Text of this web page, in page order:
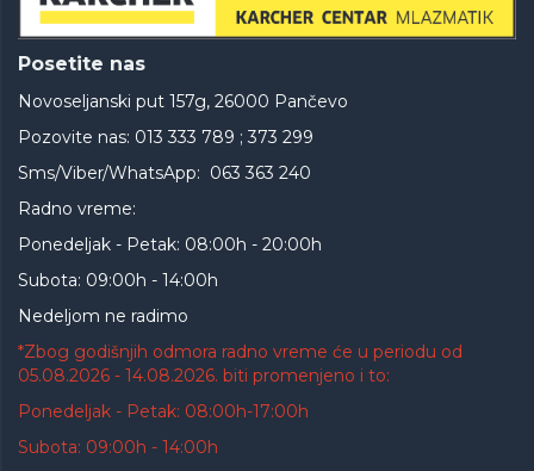
Posetite nas
Novoseljanski put 157g, 26000 Pančevo
Pozovite nas: 013 333 789 ; 373 299
Sms/Viber/WhatsApp: 063 363 240
Radno vreme:
Ponedeljak - Petak: 08:00h - 20:00h
Subota: 09:00h - 14:00h
Nedeljom ne radimo
*Zbog godišnjih odmora radno vreme će u periodu od
05.08.2026 - 14.08.2026. biti promenjeno i to:
Ponedeljak - Petak: 08:00h-17:00h
Subota: 09:00h - 14:00h